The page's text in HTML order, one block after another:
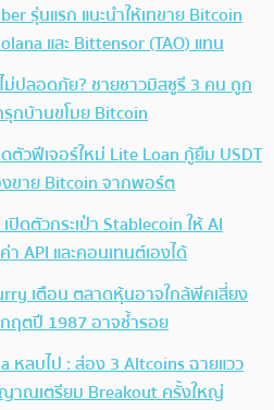
รุ่นแรก แนะนำให้เทขาย Bitcoin
และ Bittensor (TAO) แทน
ม่ปลอดภัย? ชายชาวมิสซูรี 3 คน ถูก
กบ้านขโมย Bitcoin
ตัวฟีเจอร์ใหม่ Lite Loan กู้ยืม USDT
งขาย Bitcoin จากพอร์ต
ปิดตัวกระเป๋า Stablecoin ให้ AI
API และคอนเทนต์เองได้
เตือน ตลาดหุ้นอาจใกล้พีคเสี่ยง
ฤตปี 1987 อาจซ้ำรอย
หลบไป : ส่อง 3 Altcoins ฉายแวว
าณเตรียม Breakout ครั้งใหญ่